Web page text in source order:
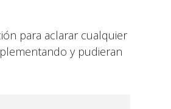
para aclarar cualquier
y pudieran